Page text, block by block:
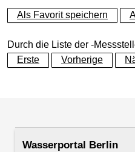
+
−
Als Favorit speichern
Durch die Liste der -
Erste
Vorherige
Wasserportal Berlin